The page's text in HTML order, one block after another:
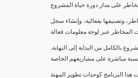
وتصنيفها بفعالية، وإنشاء سجل
بالكامل من البداية إلى النهاية.